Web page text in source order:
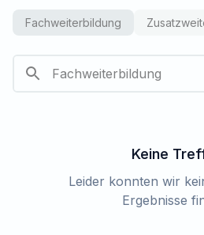
Fachweiterbildung
Keine
Leider konnten wir
Ergebnisse